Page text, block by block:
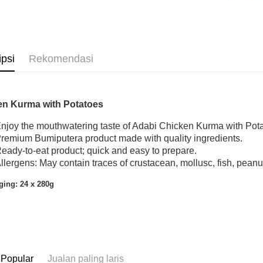
Rekomendasi
Kurma with Potatoes
the mouthwatering taste of Adabi Chicken Kurma with
Bumiputera product made with quality ingredients.
to-eat product; quick and easy to prepare.
May contain traces of crustacean, mollusc, fish,
24 x 280g
Jualan paling laris